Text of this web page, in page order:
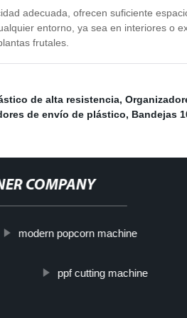
adecuada, ofrecen suficiente
entorno, ya sea en interiores o
frutales.
de alta resistencia,
de envío de plástico, Bandejas
COMPANY
modern popcorn machine
ppf cutting machine